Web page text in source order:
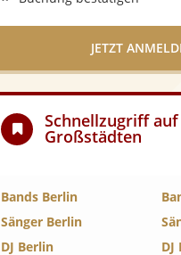
JETZT
Schnellzugriff auf
Großstädten
Bands Berlin
Sänger Berlin
DJ Berlin
DJ